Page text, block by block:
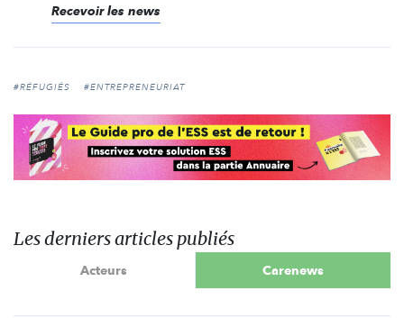
Recevoir les news
#RÉFUGIÉS #ENTREPRENEURIAT
Les derniers articles publiés
Acteurs Carenews